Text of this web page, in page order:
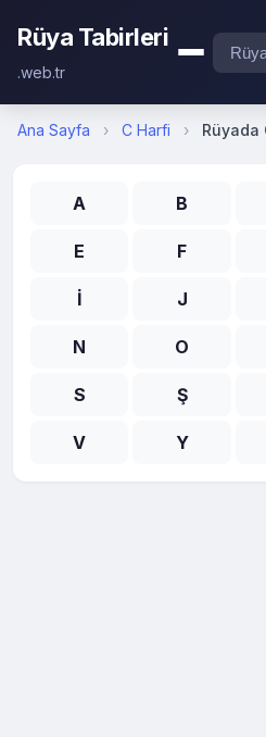
Rüya Tabirleri
.web.tr
Ana Sayfa › C Harfi › Rüyada
A B
E F
İ J
N O
S Ş
V Y